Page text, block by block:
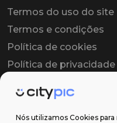
Nós utilizamos Cookies
Termos do uso do site
Termos e condições
Política de cookies
Política de privacidade
Contrato de licença